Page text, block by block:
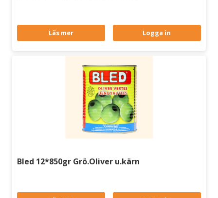
Läs mer Logga in
Bled 12*850gr Grö.Oliver u.kärn